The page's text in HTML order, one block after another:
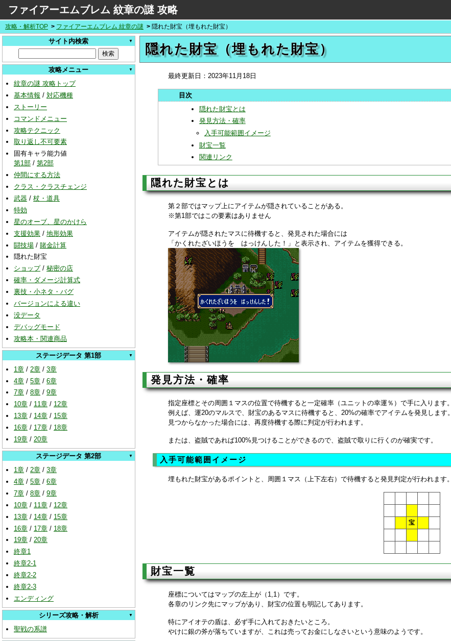
ファイアーエムブレム 紋章の謎 攻略
攻略・解析TOP ファイアーエムブレム 紋章の謎 隠れた財宝（埋もれた財宝）
サイト内検索
攻略メニュー
紋章の謎 攻略トップ
基本情報 / 対応機種
ストーリー
コマンドメニュー
攻略テクニック
取り返し不可要素
固有キャラ能力値
第1部 / 第2部
仲間にする方法
クラス・クラスチェンジ
武器 / 杖・道具
特効
星のオーブ、星のかけら
支援効果 / 地形効果
闘技場 / 賭金計算
隠れた財宝
ショップ/ 秘密の店
確率・ダメージ計算式
裏技・小ネタ・バグ
バージョンによる違い
没データ
デバッグモード
攻略本・関連商品
ステージデータ 第1部
1章 / 2章 / 3章
4章 / 5章 / 6章
7章 / 8章 / 9章
10章 / 11章 / 12章
13章 / 14章 / 15章
16章 / 17章 / 18章
19章 / 20章
ステージデータ 第2部
1章 / 2章 / 3章
4章 / 5章 / 6章
7章 / 8章 / 9章
10章 / 11章 / 12章
13章 / 14章 / 15章
16章 / 17章 / 18章
19章 / 20章
終章1
終章2-1
終章2-2
終章2-3
エンディング
シリーズ攻略・解析
聖戦の系譜
隠れた財宝（埋もれた財宝）
最終更新日： 2023年11月18日
隠れた財宝とは
発見方法・確率
入手可能範囲イメージ
財宝一覧
関連リンク
隠れた財宝とは
第２部ではマップ上にアイテムが隠されていることがある。
※第1部ではこの要素はありません
アイテムが隠されたマスに待機すると、発見された場合には
「かくれたざいほうを はっけんした！」と表示され、アイテムを獲得できる。
発見方法・確率
指定座標とその周囲１マスの位置で待機すると一定確率（ユニットの幸運％）で手に入ります。
例えば、運20のマルスで、財宝のあるマスに待機すると、20%の確率でアイテムを発見します。
見つからなかった場合には、再度待機する際に判定が行われます。
または、盗賊であれば100%見つけることができるので、盗賊で取りに行くのが確実です。
入手可能範囲イメージ
埋もれた財宝があるポイントと、周囲１マス（上下左右）で待機すると発見判定が行われます。
宝
財宝一覧
座標についてはマップの左上が（1,1）です。
各章のリンク先にマップがあり、財宝の位置も明記してあります。
特にアイオテの盾は、必ず手に入れておきたいところ。
やけに銀の斧が落ちていますが、これは売ってお金にしなさいという意味のようです。